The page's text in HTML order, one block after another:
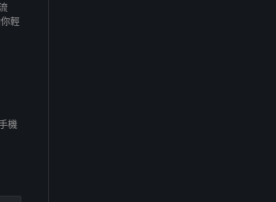
輕
機